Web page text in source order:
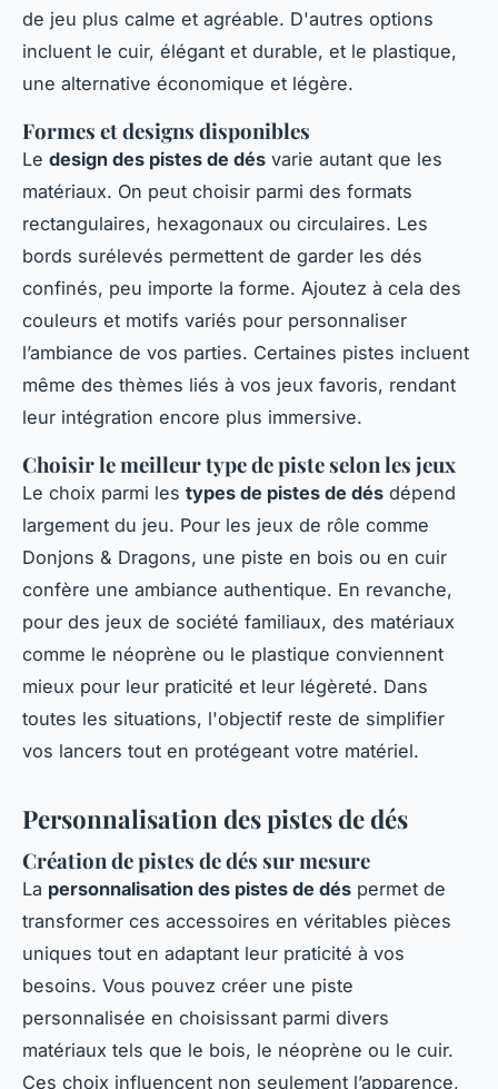
de jeu plus calme et agréable. D'autres options
incluent le cuir, élégant et durable, et le plastique,
une alternative économique et légère.
Formes et designs disponibles
Le design des pistes de dés varie autant que les
matériaux. On peut choisir parmi des formats
rectangulaires, hexagonaux ou circulaires. Les
bords surélevés permettent de garder les dés
confinés, peu importe la forme. Ajoutez à cela des
couleurs et motifs variés pour personnaliser
l’ambiance de vos parties. Certaines pistes incluent
même des thèmes liés à vos jeux favoris, rendant
leur intégration encore plus immersive.
Choisir le meilleur type de piste selon les jeux
Le choix parmi les types de pistes de dés dépend
largement du jeu. Pour les jeux de rôle comme
Donjons & Dragons, une piste en bois ou en cuir
confère une ambiance authentique. En revanche,
pour des jeux de société familiaux, des matériaux
comme le néoprène ou le plastique conviennent
mieux pour leur praticité et leur légèreté. Dans
toutes les situations, l'objectif reste de simplifier
vos lancers tout en protégeant votre matériel.
Personnalisation des pistes de dés
Création de pistes de dés sur mesure
La personnalisation des pistes de dés permet de
transformer ces accessoires en véritables pièces
uniques tout en adaptant leur praticité à vos
besoins. Vous pouvez créer une piste
personnalisée en choisissant parmi divers
matériaux tels que le bois, le néoprène ou le cuir.
Ces choix influencent non seulement l’apparence,